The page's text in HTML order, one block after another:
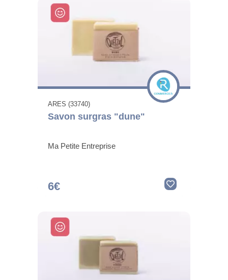
ARES (33740)
Savon surgras "dune"
Ma Petite Entreprise
6€